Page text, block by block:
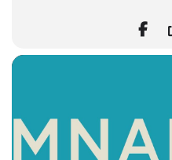
Me gler oss til igjen å feire
glade samningar vil vere med
Alle er velkomne, skeive som
Kom som du er og delta slik du